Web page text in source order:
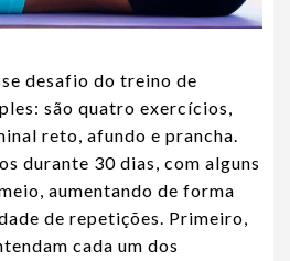
desafio do treino de
são quatro exercícios,
reto, afundo e prancha.
durante 30 dias, com alguns
aumentando de forma
de repetições. Primeiro,
cada um dos